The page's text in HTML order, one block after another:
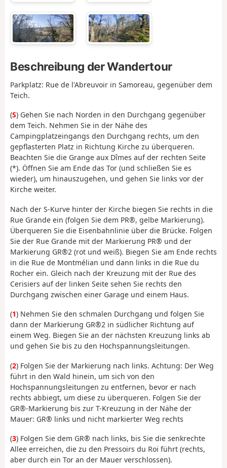
Beschreibung der Wandertour
Parkplatz: Rue de l'Abreuvoir in Samoreau, gegenüber dem
Teich.
(S) Gehen Sie nach Norden in den Durchgang gegenüber
dem Teich. Nehmen Sie in der Nähe des
Campingplatzeingangs den Durchgang rechts, um den
gepflasterten Platz in Richtung Kirche zu überqueren.
Beachten Sie die Grange aux Dîmes auf der rechten Seite
(*). Öffnen Sie am Ende das Tor (und schließen Sie es
wieder), um hinauszugehen, und gehen Sie links vor der
Kirche weiter.
Nach der S-Kurve hinter der Kirche biegen Sie rechts in die
Rue Grande ein (folgen Sie dem PR®, gelbe Markierung).
Überqueren Sie die Eisenbahnlinie über die Brücke. Folgen
Sie der Rue Grande mit der Markierung PR® und der
Markierung GR®2 (rot und weiß). Biegen Sie am Ende rechts
in die Rue de Montmélian und dann links in die Rue du
Rocher ein. Gleich nach der Kreuzung mit der Rue des
Cerisiers auf der linken Seite sehen Sie rechts den
Durchgang zwischen einer Garage und einem Haus.
(1) Nehmen Sie den schmalen Durchgang und folgen Sie
dann der Markierung GR®2 in südlicher Richtung auf
einem Weg. Biegen Sie an der nächsten Kreuzung links ab
und gehen Sie bis zu den Hochspannungsleitungen.
(2) Folgen Sie der Markierung nach links. Achtung: Der Weg
führt in den Wald hinein, um sich von den
Hochspannungsleitungen zu entfernen, bevor er nach
rechts abbiegt, um diese zu überqueren. Folgen Sie der
GR®-Markierung bis zur T-Kreuzung in der Nähe der
Mauer: GR® links und nicht markierter Weg rechts
(3) Folgen Sie dem GR® nach links, bis Sie die senkrechte
Allee erreichen, die zu den Pressoirs du Roi führt (rechts,
aber durch ein Tor an der Mauer verschlossen).